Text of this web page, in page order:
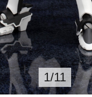
1/11